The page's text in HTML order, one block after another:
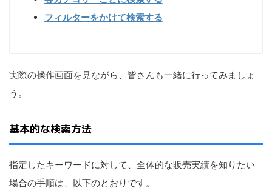
フィルターをかけて検索する
実際の操作画面を見ながら、皆さんも一緒に行ってみましょ
う。
基本的な検索方法
指定したキーワードに対して、全体的な販売実績を知りたい
場合の手順は、以下のとおりです。